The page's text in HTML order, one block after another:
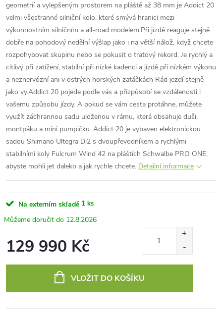
geometrií a vylepšeným prostorem na pláště až 38 mm je Addict 20
velmi všestranné silniční kolo, které smývá hranici mezi
výkonnostním silničním a all-road modelem.Při jízdě reaguje stejně
dobře na pohodový nedělní výšlap jako i na větší nálož, když chcete
rozpohybovat skupinu nebo se pokusit o traťový rekord. Je rychlý a
citlivý při zatížení, stabilní při nízké kadenci a jízdě při nízkém výkonu
a neznervózní ani v ostrých horských zatáčkách Rád jezdí stejně
jako vy.Addict 20 pojede podle vás a přizpůsobí se vzdálenosti i
vašemu způsobu jízdy. A pokud se vám cesta protáhne, můžete
využít záchrannou sadu uloženou v rámu, která obsahuje duši,
montpáku a mini pumpičku. Addict 20 je vybaven elektronickou
sadou Shimano Ultegra Di2 s dvoupřevodníkem a rychlými
stabilními koly Fulcrum Wind 42 na pláštích Schwalbe PRO ONE,
abyste mohli jet daleko a jak rychle chcete. Detailní informace
Na externím skladě 1 ks
12.8.2026
129 990 Kč
VLOŽIT DO KOŠÍKU